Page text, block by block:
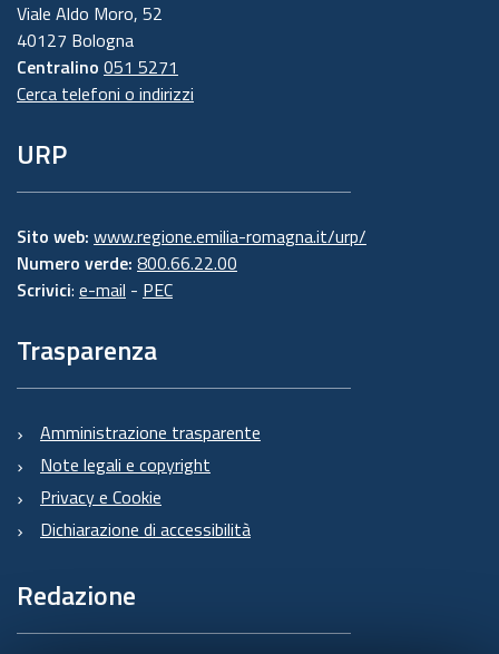
Viale Aldo Moro, 52
40127 Bologna
Centralino 051 5271
Cerca telefoni o indirizzi
URP
Sito web: www.regione.emilia-romagna.it/urp/
Numero verde: 800.66.22.00
Scrivici: e-mail - PEC
Trasparenza
Amministrazione trasparente
Note legali e copyright
Privacy e Cookie
Dichiarazione di accessibilità
Redazione